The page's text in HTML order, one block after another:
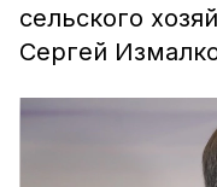
сельского
Сергей